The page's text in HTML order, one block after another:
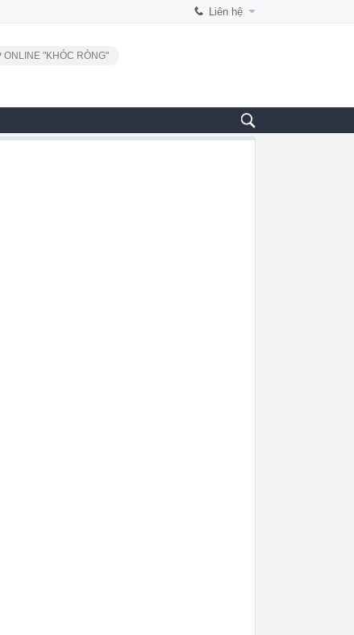
Liên hệ
ONLINE "KHÓC RÒNG"